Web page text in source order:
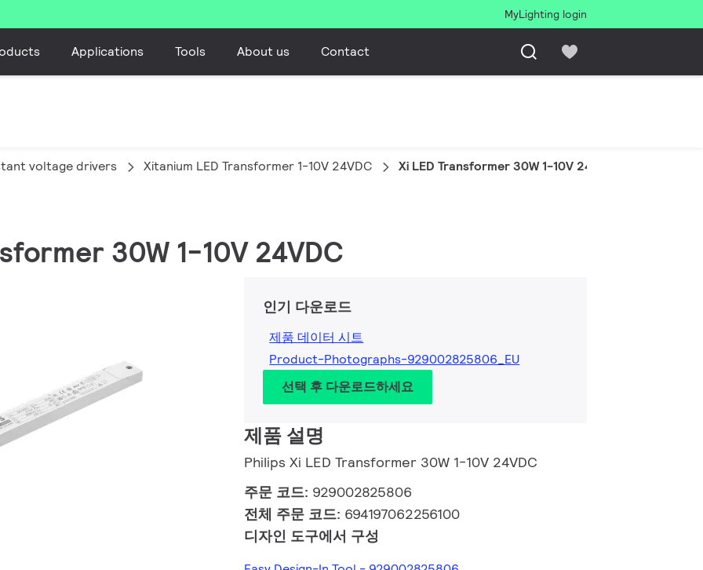
MyLighting login
Applications Tools About us Contact
voltage drivers Xitanium LED Transformer 1-10V 24VDC Xi LED Transformer 30W 1-10V 24VDC
30W 1-10V 24VDC
인기 다운로드
제품 데이터 시트
Product-Photographs-929002825806_EU
선택 후 다운로드하세요
제품 설명
Philips Xi LED Transformer 30W 1-10V 24VDC
주문 코드: 929002825806
전체 주문 코드: 694197062256100
디자인 도구에서 구성